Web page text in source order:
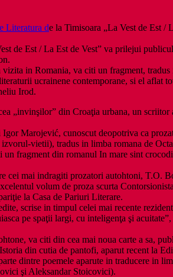
Literatura de la Timisoara „La Vest de Est /
de Est / La Est de Vest” va prilejui
in Romania, va citi un fragment,
ucrainene contemporane, si el aflat
Irod.
„invinşilor” din Croaţia urbana, un
Marojević, cunoscut deopotriva ca
vietii), tradus in limba romana de
fragment din romanul In mare sint
cei mai indragiti prozatori autohtoni, T.O.
volum de proza scurta
la Casa de Pariuri Literare.
scrise in timpul celei mai recente
pe spaţii largi, cu inteligenţa şi
va citi din cea mai noua carte a sa,
din cutia de pantofi, aparut recent la
dintre poemele aparute in traducere in
şi Aleksandar Stoicovici).